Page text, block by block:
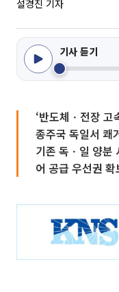
설경진 기자
기사 듣기
‘반도체ㆍ전장
종주국 독일서 쾌
기존 독ㆍ일 양분
어 공급 우선권 확